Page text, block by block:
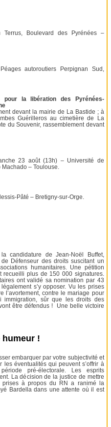
Boulevard des Pyrénées –
autoroutiers Perpignan Sud,
pour la libération des Pyrénées-
devant la mairie de La Bastide ; à
Guérilleros au cimetière de La
du Souvenir, rassemblement devant
23 août (13h) – Université de
– Toulouse.
Pâté – Bretigny-sur-Orge.
candidature de Jean-Noël Buffet,
Défenseur des droits suscitant un
humanitaires. Une pétition
recueilli plus de 150 000 signatures.
ont validé sa nomination par 43
s’y opposer. Vu les prises
l’avortement, contre le mariage pour
sûr que les droits des
être défendus ! Une belle victoire
humeur !
embarquer par votre subjectivité et
éventualités qui peuvent s’offrir à
pré-électorale. Les esprits
La décision de la justice de mettre
à propos du RN a ranimé la
Bardella dans une attente où il est